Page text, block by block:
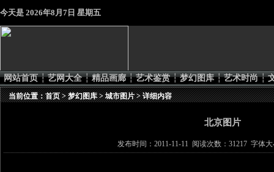
今天是 2026年8月7日 星期五
网站首页 ┆ 艺网大全 ┆ 精品画廊 ┆ 艺术鉴赏 ┆ 梦幻图库 ┆ 艺术时尚 ┆
当前位置：首页>梦幻图库>城市图片> 详细内容
北京图片
发布时间：2011-11-11 阅读次数：31217 字体